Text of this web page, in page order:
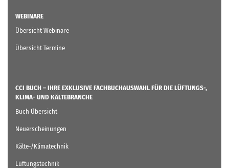
WEBINARE
Übersicht Webinare
Übersicht Termine
CCI BUCH – IHRE EXKLUSIVE FACHBUCHAUSWAHL FÜR DIE LÜFTUNGS-,
KLIMA- UND KÄLTEBRANCHE
Buch Übersicht
Neuerscheinungen
Kälte-/Klimatechnik
Lüftungstechnik